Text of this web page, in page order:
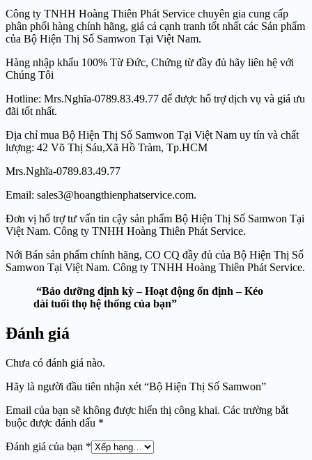
Công ty TNHH Hoàng Thiên Phát Service chuyên gia cung cấp
phân phối hàng chính hãng, giá cả cạnh tranh tốt nhất các Sản phẩm
của Bộ Hiện Thị Số Samwon Tại Việt Nam.
Hàng nhập khẩu 100% Từ Đức, Chứng từ đầy đủ hãy liên hệ với
Chúng Tôi
Hotline: Mrs.Nghĩa-0789.83.49.77 để được hổ trợ dịch vụ và giá ưu
đãi tốt nhất.
Địa chỉ mua Bộ Hiện Thị Số Samwon Tại Việt Nam uy tín và chất
lượng: 42 Võ Thị Sáu,Xã Hồ Tràm, Tp.HCM
Mrs.Nghĩa-0789.83.49.77
Email: sales3@hoangthienphatservice.com.
Đơn vị hổ trợ tư vấn tin cậy sản phẩm Bộ Hiện Thị Số Samwon Tại
Việt Nam. Công ty TNHH Hoàng Thiên Phát Service.
Nới Bán sản phẩm chính hãng, CO CQ đầy đủ của Bộ Hiện Thị Số
Samwon Tại Việt Nam. Công ty TNHH Hoàng Thiên Phát Service.
“Bảo dưỡng định kỳ – Hoạt động ổn định – Kéo
dài tuổi thọ hệ thống của bạn”
Đánh giá
Chưa có đánh giá nào.
Hãy là người đầu tiên nhận xét “Bộ Hiện Thị Số Samwon”
Email của bạn sẽ không được hiển thị công khai. Các trường bắt
buộc được đánh dấu *
Đánh giá của bạn *